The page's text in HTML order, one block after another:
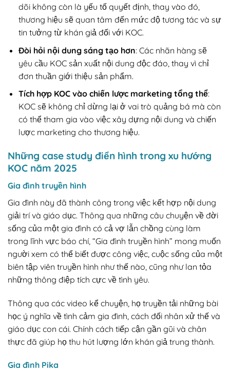
dõi không còn là yếu tố quyết định, thay vào đó,
thương hiệu sẽ quan tâm đến mức độ tương tác và sự
tin tưởng từ khán giả đối với KOC.
Đòi hỏi nội dung sáng tạo hơn: Các nhãn hàng sẽ
yêu cầu KOC sản xuất nội dung độc đáo, thay vì chỉ
đơn thuần giới thiệu sản phẩm.
Tích hợp KOC vào chiến lược marketing tổng thể:
KOC sẽ không chỉ dừng lại ở vai trò quảng bá mà còn
có thể tham gia vào việc xây dựng nội dung và chiến
lược marketing cho thương hiệu.
Những case study điển hình trong xu hướng
KOC năm 2025
Gia đình truyền hình
Gia đình này đã thành công trong việc kết hợp nội dung
giải trí và giáo dục. Thông qua những câu chuyện về đời
sống của một gia đình có cả vợ lẫn chồng cùng làm
trong lĩnh vực báo chí, “Gia đình truyền hình” mong muốn
người xem có thể biết được công việc, cuộc sống của một
biên tập viên truyền hình như thế nào, cũng như lan tỏa
những thông điệp tích cực về tình yêu.
Thông qua các video kể chuyện, họ truyền tải những bài
học ý nghĩa về tình cảm gia đình, cách đối nhân xử thế và
giáo dục con cái. Chính cách tiếp cận gần gũi và chân
thực đã giúp họ thu hút lượng lớn khán giả trung thành.
Gia đình Pika